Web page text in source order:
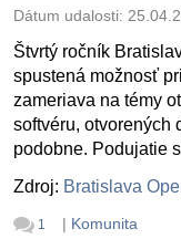
Dátum udalosti:
Štvrtý ročník
spustená možnosť
zameriava na témy
softvéru, otvorených
podobne. Podujatie
Zdroj: Bratislava
1 | Komunita